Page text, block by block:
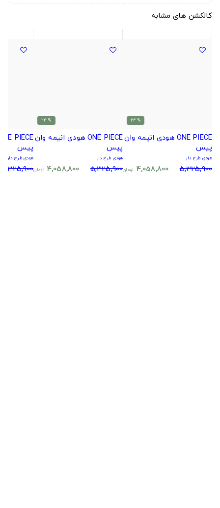
کالکشن های مشابه
% 24
ONE PIECE هودی انیمه وان
پیس
هودی طرح دار
5,325,900
4,058,800 تومان
% 24
ONE PIECE هودی انیمه وان
پیس
هودی طرح دار
5,325,900
4,058,800 تومان
پیس
هودی طرح دار
5,325,900